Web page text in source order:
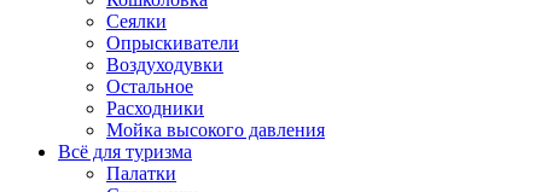
Сеялки
Опрыскиватели
Воздуходувки
Остальное
Расходники
Мойка высокого давления
Всё для туризма
Палатки